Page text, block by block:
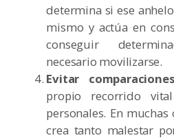
determina si ese
mismo y actúa en
conseguir
necesario movilizarse.
Evitar
propio recorrido
personales. En
crea tanto malestar